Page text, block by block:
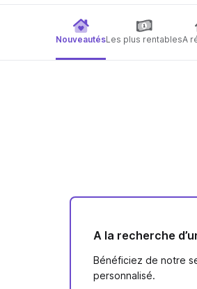
NouveautésLes plus rentablesA
A la recherche
Bénéficiez de notre
personnalisé.